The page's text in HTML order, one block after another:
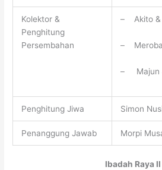
Kolektor &
Penghitung
Persembahan
– Akito &
–
– Majun
Penghitung Jiwa Simon
Penanggung Jawab Morpi
Ibadah Raya II